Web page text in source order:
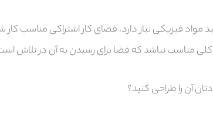
مواد فیزیکی نیاز دارد، فضای کار اشتراکی مناسب
مناسب نباشد که فضا برای رسیدن به آن در تلاش
آن را طراحی کنید؟